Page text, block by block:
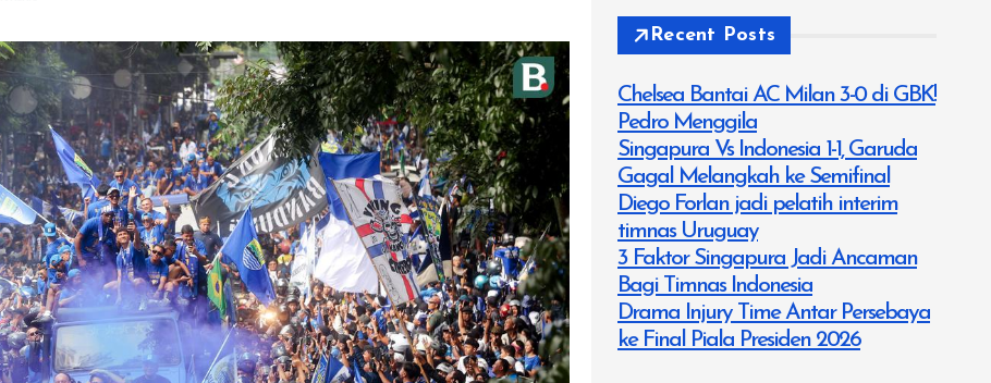
Recent Posts
Chelsea Bantai AC Milan 3-0 di GBK!
Pedro Menggila
Singapura Vs Indonesia 1-1, Garuda
Gagal Melangkah ke Semifinal
Diego Forlan jadi pelatih interim
timnas Uruguay
3 Faktor Singapura Jadi Ancaman
Bagi Timnas Indonesia
Drama Injury Time Antar Persebaya
ke Final Piala Presiden 2026